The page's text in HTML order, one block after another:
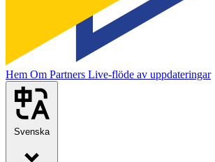
Hem Om Partners Live-flöde av uppdateringar
Svenska